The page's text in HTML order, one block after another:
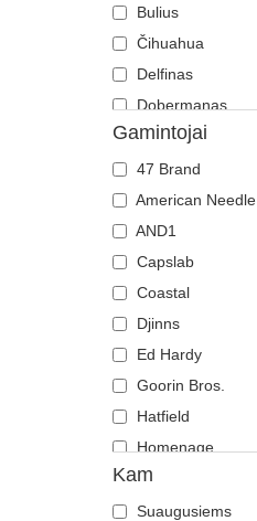
Violetinė
Žalia
Bulius
Čihuahua
Delfinas
Dobermanas
Drakonas
Driežas
Drugelis
Elnias
Erelis
Feniksas
Flamingas
Gaidys
Gepardas
Grifas
Gyvatė
Hipopotamas
Jautis
Gamintojai
47 Brand
American Needle
AND1
Capslab
Coastal
Djinns
Ed Hardy
Goorin Bros.
Hatfield
Homenage
Kangol
Kimoa
Kam
Suaugusiems